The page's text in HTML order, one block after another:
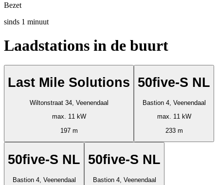
Bezet
sinds 1 minuut
Laadstations in de buurt
Last Mile Solutions
Wiltonstraat 34, Veenendaal
max. 11 kW
197 m
50five-S NL
Bastion 4, Veenendaal
max. 11 kW
233 m
50five-S NL
Bastion 4, Veenendaal
50five-S NL
Bastion 4, Veenendaal